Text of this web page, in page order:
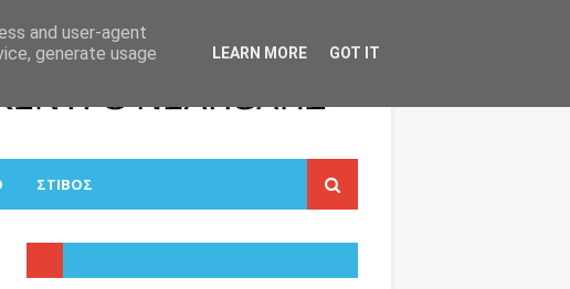
ΣΤΙΒΟΣ
and user-agent
generate usage
LEARN MORE GOT IT